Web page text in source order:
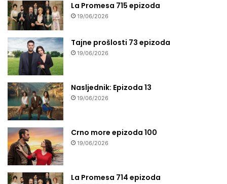
La Promesa 715 epizoda
19/06/2026
Tajne prošlosti 73 epizoda
19/06/2026
Nasljednik: Epizoda 13
19/06/2026
Crno more epizoda 100
19/06/2026
La Promesa 714 epizoda